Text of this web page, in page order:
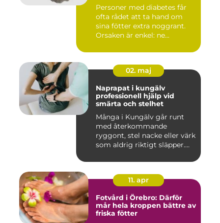
Personer med diabetes får
ofta rådet att ta hand om
sina fötter extra noggrant.
Orsaken är enkel: ne...
02. maj
Naprapat i kungälv
professionell hjälp vid
smärta och stelhet
Många i Kungälv går runt
med återkommande
ryggont, stel nacke eller värk
som aldrig riktigt släpper....
11. apr
Fotvård i Örebro: Därför
mår hela kroppen bättre av
friska fötter